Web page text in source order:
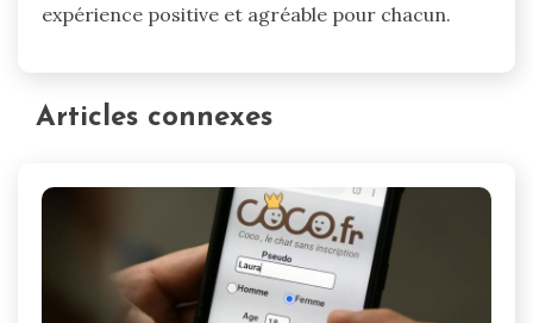
expérience positive et agréable pour chacun.
Articles connexes